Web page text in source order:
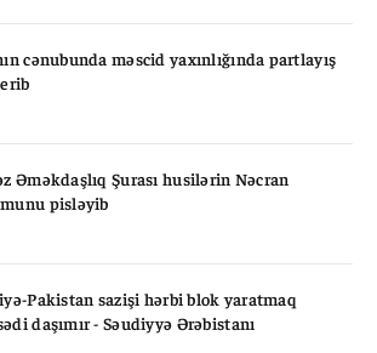
cənubunda məscid yaxınlığında partlayış
Əməkdaşlıq Şurası husilərin Nəcran
pisləyib
Pakistan sazişi hərbi blok yaratmaq
daşımır - Səudiyyə Ərəbistanı